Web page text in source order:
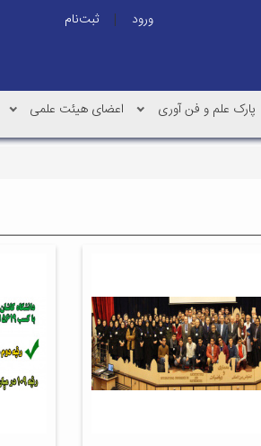
ورود |
ثبت‌نام
پارک علم و فن آوری اعضای هیئت علمی